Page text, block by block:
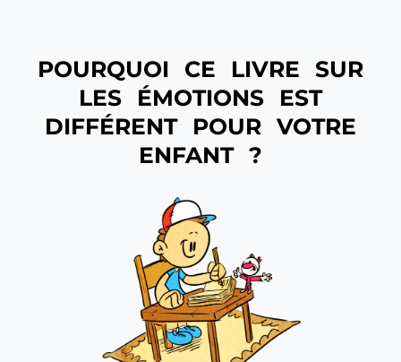
POURQUOI CE LIVRE SUR
LES ÉMOTIONS EST
DIFFÉRENT POUR VOTRE
ENFANT ?